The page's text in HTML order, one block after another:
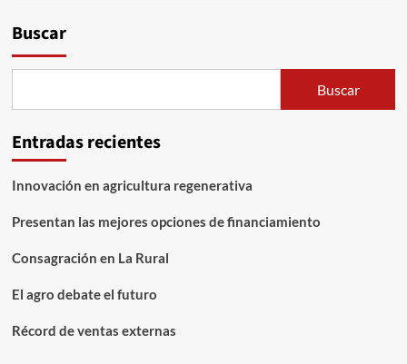
Buscar
Buscar
Entradas recientes
Innovación en agricultura regenerativa
Presentan las mejores opciones de financiamiento
Consagración en La Rural
El agro debate el futuro
Récord de ventas externas